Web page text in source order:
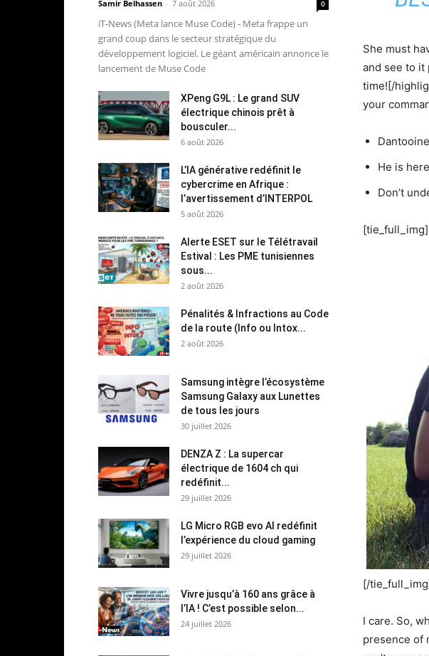
She must
and see to it
time![/
your
He is
Don’t
[tie_full_img]
[/
I care. So,
presence of
Samir Belhassen - 7 août 2026 0
iT-News (Meta lance Muse Code) - Meta frappe un
grand coup dans le secteur stratégique du
développement logiciel. Le géant américain annonce le
lancement de Muse Code
XPeng G9L : Le grand SUV
électrique chinois prêt à
bousculer...
6 août 2026
L’IA générative redéfinit le
cybercrime en Afrique :
l’avertissement d’INTERPOL
5 août 2026
Alerte ESET sur le Télétravail
Estival : Les PME tunisiennes
sous...
2 août 2026
Pénalités & Infractions au Code
de la route (Info ou Intox...
2 août 2026
Samsung intègre l’écosystème
Samsung Galaxy aux Lunettes
de tous les jours
30 juillet 2026
DENZA Z : La supercar
électrique de 1604 ch qui
redéfinit...
29 juillet 2026
LG Micro RGB evo AI redéfinit
l’expérience du cloud gaming
29 juillet 2026
Vivre jusqu’à 160 ans grâce à
l’IA ! C’est possible selon...
24 juillet 2026